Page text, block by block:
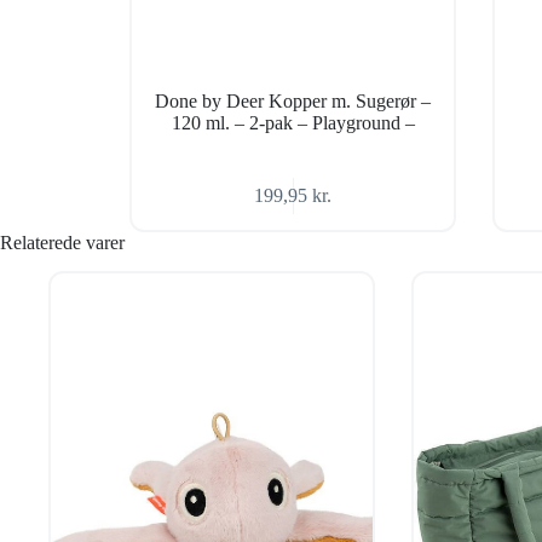
Done by Deer Kopper m. Sugerør –
120 ml. – 2-pak – Playground –
199,95kr.
Relaterede varer